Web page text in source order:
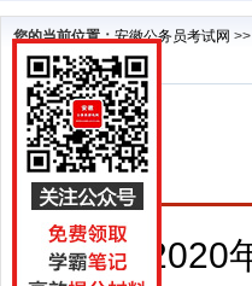
您的当前位置：安徽公务员考试网 >>
2020